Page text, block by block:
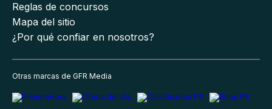
Reglas de concursos
Mapa del sitio
¿Por qué confiar en nosotros?
Otras marcas de GFR Media